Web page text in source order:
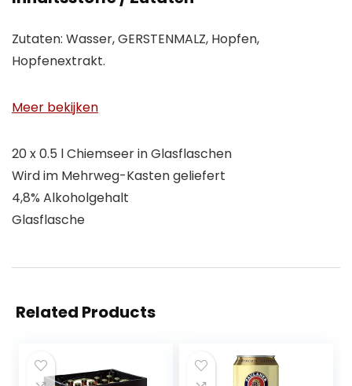
Zutaten: Wasser, GERSTENMALZ, Hopfen,
Hopfenextrakt.
Meer bekijken
20 x 0.5 l Chiemseer in Glasflaschen
Wird im Mehrweg-Kasten geliefert
4,8% Alkoholgehalt
Glasflasche
Related Products